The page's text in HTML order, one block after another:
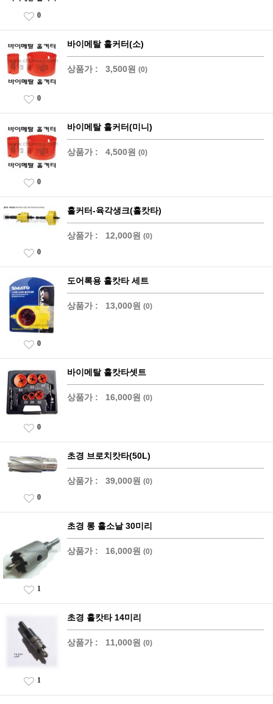
0
바이메탈 홀커터(소)
상품가 : 3,500원 (0)
0
바이메탈 홀커터(미니)
상품가 : 4,500원 (0)
0
홀커터-육각생크(홀캇타)
상품가 : 12,000원 (0)
0
도어록용 홀캇타 세트
상품가 : 13,000원 (0)
0
바이메탈 홀캇타셋트
상품가 : 16,000원 (0)
0
초경 브로치캇타(50L)
상품가 : 39,000원 (0)
0
초경 롱 홀소날 30미리
상품가 : 16,000원 (0)
1
초경 홀캇타 14미리
상품가 : 11,000원 (0)
1